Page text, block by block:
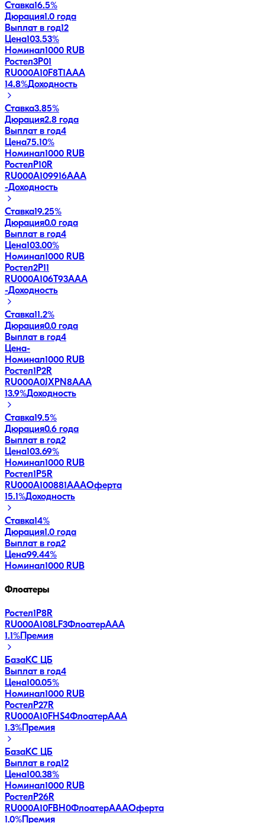
Ставка16.5%
Дюрация1.0 года
Выплат в год12
Цена103.53%
Номинал1000 RUB
Ростел3P01
RU000A10F8T1AAA
14.8%Доходность
Ставка3.85%
Дюрация2.8 года
Выплат в год4
Цена75.10%
Номинал1000 RUB
РостелP10R
RU000A109916AAA
-Доходность
Ставка19.25%
Дюрация0.0 года
Выплат в год4
Цена103.00%
Номинал1000 RUB
Ростел2P11
RU000A106T93AAA
-Доходность
Ставка11.2%
Дюрация0.0 года
Выплат в год4
Цена-
Номинал1000 RUB
Ростел1P2R
RU000A0JXPN8AAA
13.9%Доходность
Ставка19.5%
Дюрация0.6 года
Выплат в год2
Цена103.69%
Номинал1000 RUB
Ростел1P5R
RU000A100881AAAОферта
15.1%Доходность
Ставка14%
Дюрация1.0 года
Выплат в год2
Цена99.44%
Номинал1000 RUB
Флоатеры
Ростел1P8R
RU000A108LF3ФлоатерAAA
1.1%Премия
БазаКС ЦБ
Выплат в год4
Цена100.05%
Номинал1000 RUB
РостелP27R
RU000A10FHS4ФлоатерAAA
1.3%Премия
БазаКС ЦБ
Выплат в год12
Цена100.38%
Номинал1000 RUB
РостелP26R
RU000A10FBH0ФлоатерAAAОферта
1.0%Премия